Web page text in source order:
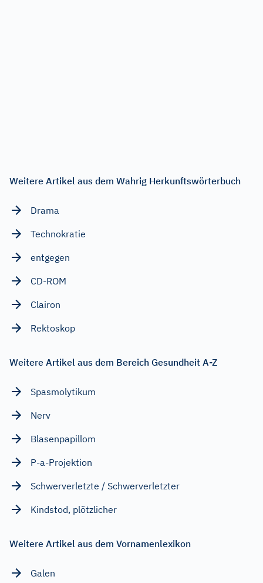
Weitere Artikel aus dem Wahrig Herkunftswörterbuch
Drama
Technokratie
entgegen
CD-ROM
Clairon
Rektoskop
Weitere Artikel aus dem Bereich Gesundheit A-Z
Spasmolytikum
Nerv
Blasenpapillom
P-a-Projektion
Schwerverletzte / Schwerverletzter
Kindstod, plötzlicher
Weitere Artikel aus dem Vornamenlexikon
Galen